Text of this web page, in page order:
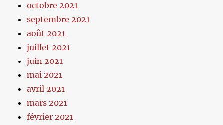
octobre 2021
septembre 2021
août 2021
juillet 2021
juin 2021
mai 2021
avril 2021
mars 2021
février 2021